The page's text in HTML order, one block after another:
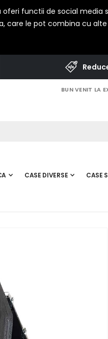
functii de social
care le pot combina cu
BUN VENIT LA
CASE DIVERSE CASE